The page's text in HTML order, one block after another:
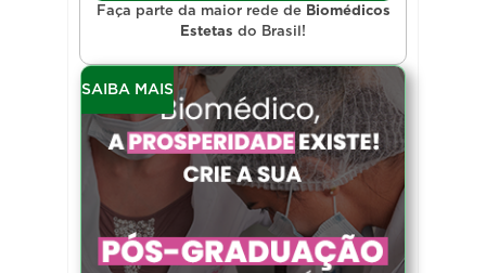
Faça parte da maior rede de Biomédicos
Estetas do Brasil!
SAIBA MAIS